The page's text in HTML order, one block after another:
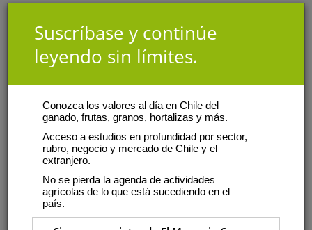
Suscríbase y continúe
leyendo sin límites.
Conozca los valores al día en Chile del
ganado, frutas, granos, hortalizas y más.
Acceso a estudios en profundidad por sector,
rubro, negocio y mercado de Chile y el
extranjero.
No se pierda la agenda de actividades
agrícolas de lo que está sucediendo en el
país.